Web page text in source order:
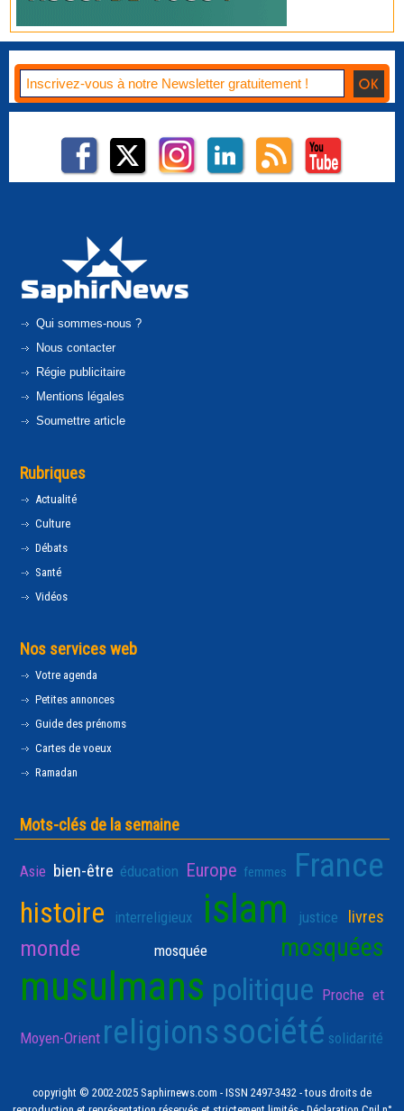
Qui sommes-nous ?
Nous contacter
Régie publicitaire
Mentions légales
Soumettre article
Rubriques
Actualité
Culture
Débats
Santé
Vidéos
Nos services web
Votre agenda
Petites annonces
Guide des prénoms
Cartes de voeux
Ramadan
Mots-clés de la semaine
Asie bien-être éducation Europe femmes France
histoire interreligieux islam justice livres
monde mosquée mosquées
musulmans politique Proche et
Moyen-Orient religionssociété solidarité
copyright © 2002-2025 Saphirnews.com - ISSN 2497-3432 - tous droits de